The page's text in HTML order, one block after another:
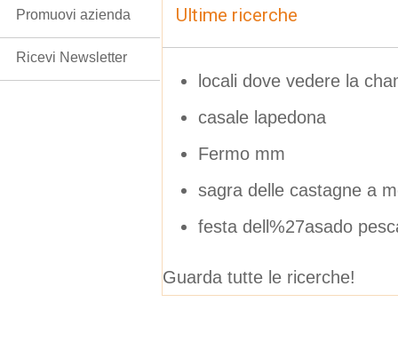
Ultime ricerche
locali dove vedere la
casale lapedona
Fermo mm
sagra delle castagne a
festa dell%27asado
Guarda tutte le ricerche!
Promuovi azienda
Ricevi Newsletter